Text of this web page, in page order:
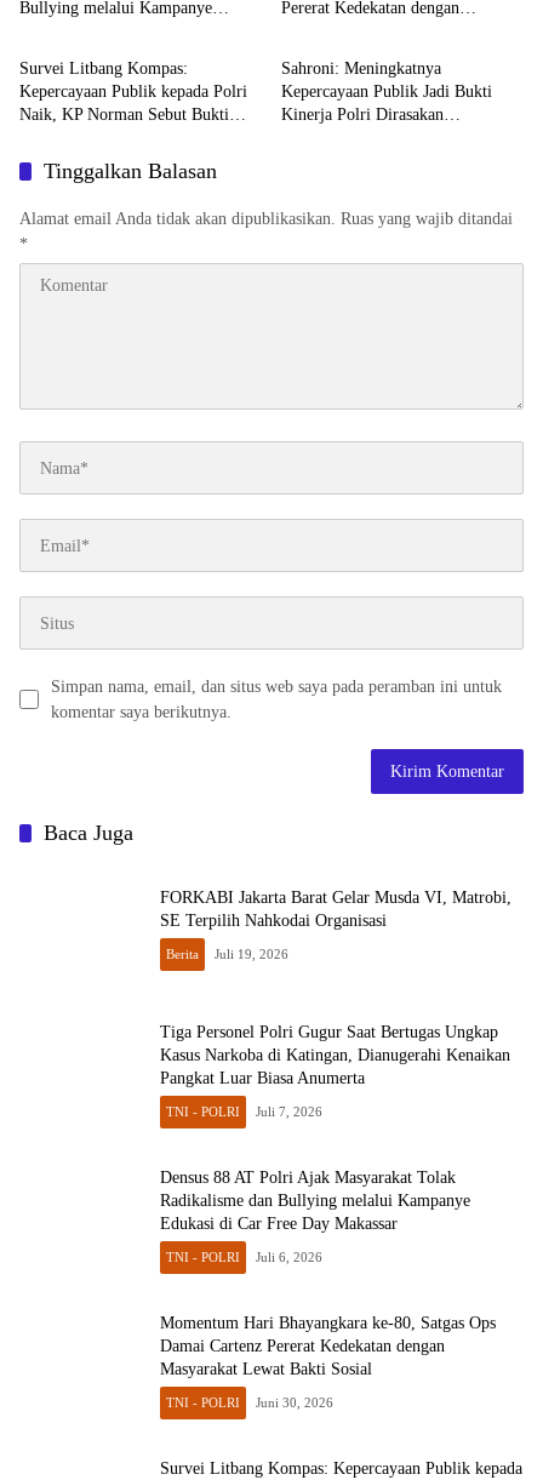
Bullying melalui Kampanye
Pererat Kedekatan dengan
TNI - POLRI
Survei Litbang Kompas:
Kepercayaan Publik kepada Polri
Naik, KP Norman Sebut Bukti
DPR RI
Sahroni: Meningkatnya
Kepercayaan Publik Jadi Bukti
Kinerja Polri Dirasakan
Tinggalkan Balasan
Alamat email Anda tidak akan dipublikasikan. Ruas yang wajib ditandai
*
Simpan nama, email, dan situs web saya pada peramban ini untuk
komentar saya berikutnya.
Baca Juga
FORKABI Jakarta Barat Gelar Musda VI, Matrobi,
SE Terpilih Nahkodai Organisasi
Berita Juli 19, 2026
Tiga Personel Polri Gugur Saat Bertugas Ungkap
Kasus Narkoba di Katingan, Dianugerahi Kenaikan
Pangkat Luar Biasa Anumerta
TNI - POLRI Juli 7, 2026
Densus 88 AT Polri Ajak Masyarakat Tolak
Radikalisme dan Bullying melalui Kampanye
Edukasi di Car Free Day Makassar
TNI - POLRI Juli 6, 2026
Momentum Hari Bhayangkara ke-80, Satgas Ops
Damai Cartenz Pererat Kedekatan dengan
Masyarakat Lewat Bakti Sosial
TNI - POLRI Juni 30, 2026
Survei Litbang Kompas: Kepercayaan Publik kepada